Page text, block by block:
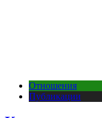
Отношения
Публикации